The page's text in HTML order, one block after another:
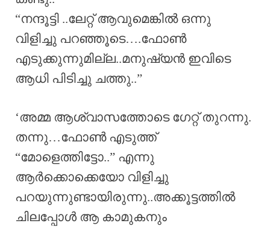
“നന്ദൂട്ടി ..ലേറ്റ് ആവുമെങ്കിൽ ഒന്നു
വിളിച്ചു പറഞ്ഞൂടെ….ഫോൺ
എടുക്കുന്നുമില്ല..മനുഷ്യൻ ഇവിടെ
ആധി പിടിച്ചു ചത്തു..”
‘അമ്മ ആശ്വാസത്തോടെ ഗേറ്റ് തുറന്നു.
തന്നു…ഫോൺ എടുത്ത്
“മോളെത്തിട്ടോ..” എന്നു
ആർക്കൊക്കെയോ വിളിച്ചു
പറയുന്നുണ്ടായിരുന്നു..അക്കൂട്ടത്തിൽ
ചിലപ്പോൾ ആ കാമുകനും